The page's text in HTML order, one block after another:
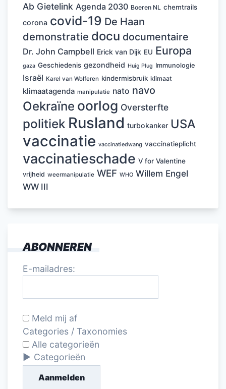
Ab Gietelink Agenda 2030 Boeren NL chemtrails
corona covid-19 De Haan
demonstratie docu documentaire
Dr. John Campbell Erick van Dijk EU Europa
gaza Geschiedenis gezondheid Huig Plug Immunologie
Israël Karel van Wolferen kindermisbruik klimaat
klimaatagenda manipulatie nato navo
Oekraïne oorlog Oversterfte
politiek Rusland turbokanker USA
vaccinatie vaccinatiedwang vaccinatieplicht
vaccinatieschade V for Valentine
vrijheid weermanipulatie WEF WHO Willem Engel
WW III
ABONNEREN
E-mailadres:
Meld mij af
Categories / Taxonomies
Alle categorieën
Categorieën
Aanmelden